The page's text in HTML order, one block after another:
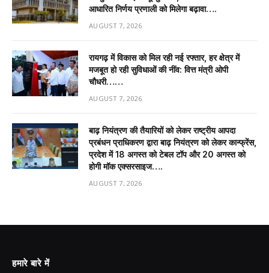
आधारित निर्णय प्रणाली को मिलेगा बढ़ावा….
AUGUST 7, 2026
रायगढ़ में विकास को मिल रही नई रफ्तार, हर क्षेत्र में
मजबूत हो रही सुविधाओं की नींव: वित्त मंत्री ओपी
चौधरी……
AUGUST 7, 2026
बाढ़ नियंत्रण की तैयारियों को लेकर राष्ट्रीय आपदा
प्रबंधन प्राधिकरण द्वारा बाढ़ नियंत्रण को लेकर कान्फ्रेंस,
प्रदेश में 18 अगस्त को टेबल टॉप और 20 अगस्त को
होगी मॉक एक्सरसाइज….
AUGUST 7, 2026
हमारे बारे में